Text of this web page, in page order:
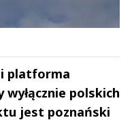
platforma
wyłącznie polskich
jest poznański